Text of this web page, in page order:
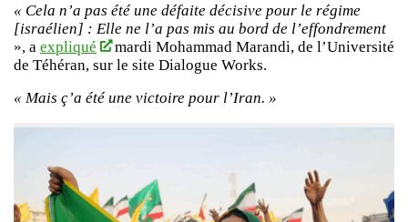
« Cela n’a pas été une défaite décisive pour le régime
[israélien] : Elle ne l’a pas mis au bord de l’effondrement
», a expliqué
mardi Mohammad Marandi, de l’Université
de Téhéran, sur le site Dialogue Works.
« Mais ç’a été une victoire pour l’Iran. »